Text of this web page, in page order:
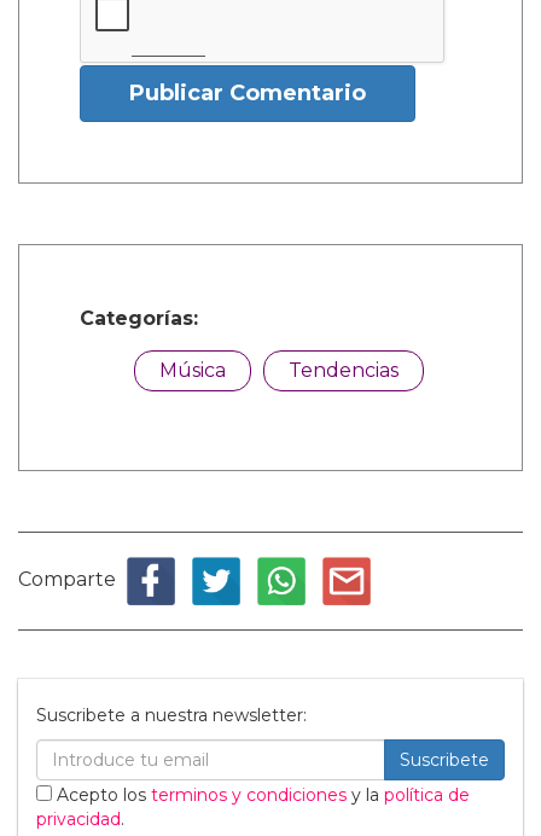
Publicar Comentario
Categorías:
Música Tendencias
Comparte
Suscribete a nuestra newsletter:
Suscribete
Acepto los terminos y condiciones y la política de
privacidad.